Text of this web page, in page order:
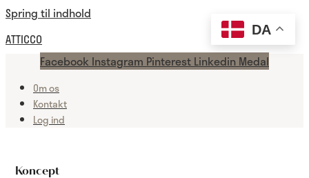
Spring til indhold
ATTICCO
Facebook Instagram Pinterest Linkedin Medal
Om os
Kontakt
Log ind
Koncept
DA